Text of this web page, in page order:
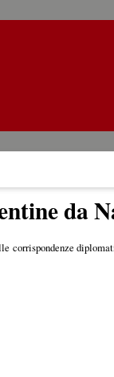
da
corrispondenze